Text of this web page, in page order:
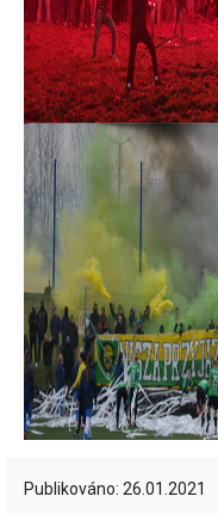
Publikováno: 26.01.2021